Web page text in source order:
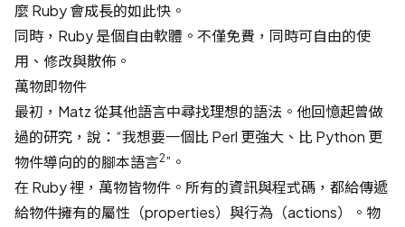
麼 Ruby 會成長的如此快。
同時，Ruby 是個自由軟體 。不僅免費，同時可自由的使
用、修改與散佈。
萬物即物件
最初，Matz 從其他語言中尋找理想的語法。他回憶起曾做
過的研究，說：“我想要一個比 Perl 更強大、比 Python 更
物件導向的的腳本語言2”。
在 Ruby 裡，萬物皆物件。所有的資訊與程式碼，都給傳遞
給物件擁有的屬性（properties）與行為（actions）。物